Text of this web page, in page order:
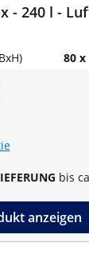
- 240 l -
80 x
bis
anzeigen